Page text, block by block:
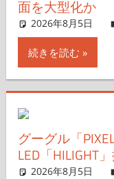
面を大型化か
2026年8月5日
続きを読む
グーグル「
LED「HILIGHT
2026年8月5日